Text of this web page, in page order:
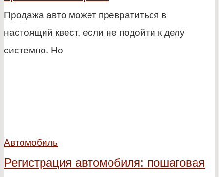
Продажа авто может превратиться в
настоящий квест, если не подойти к делу
системно. Но
Автомобиль
Регистрация автомобиля: пошаговая